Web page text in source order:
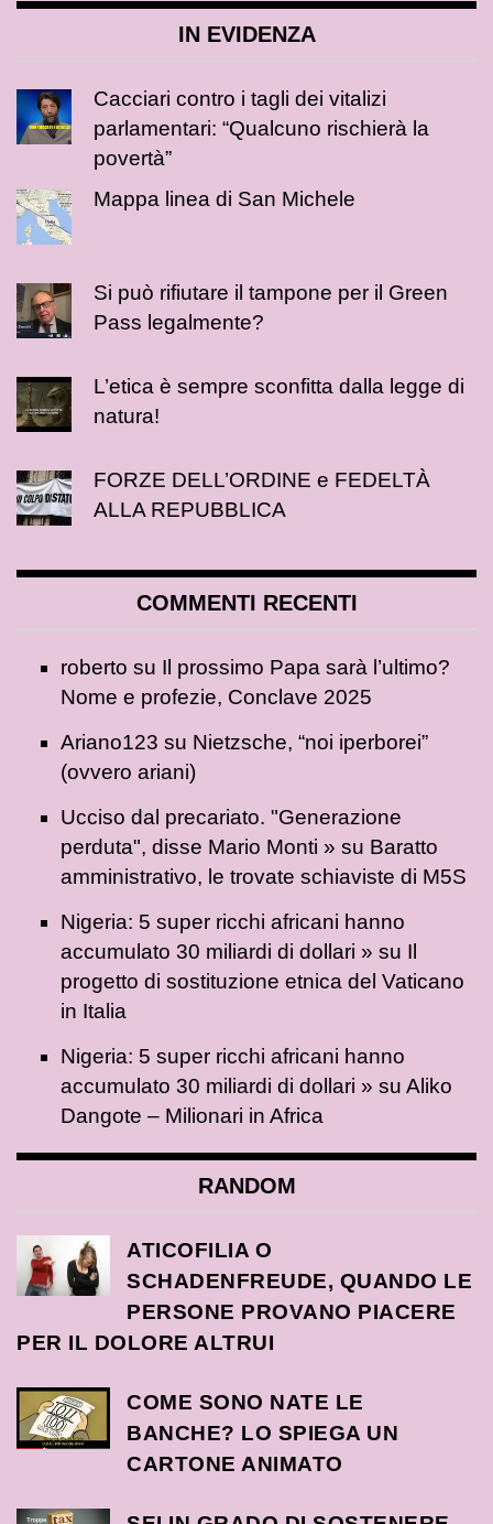
IN EVIDENZA
Cacciari contro i tagli dei vitalizi
parlamentari: “Qualcuno rischierà la
povertà”
Mappa linea di San Michele
Si può rifiutare il tampone per il Green
Pass legalmente?
L’etica è sempre sconfitta dalla legge di
natura!
FORZE DELL’ORDINE e FEDELTÀ
ALLA REPUBBLICA
COMMENTI RECENTI
roberto su Il prossimo Papa sarà l’ultimo?
Nome e profezie, Conclave 2025
Ariano123 su Nietzsche, “noi iperborei”
(ovvero ariani)
Ucciso dal precariato. "Generazione
perduta", disse Mario Monti » su Baratto
amministrativo, le trovate schiaviste di M5S
Nigeria: 5 super ricchi africani hanno
accumulato 30 miliardi di dollari » su Il
progetto di sostituzione etnica del Vaticano
in Italia
Nigeria: 5 super ricchi africani hanno
accumulato 30 miliardi di dollari » su Aliko
Dangote – Milionari in Africa
RANDOM
ATICOFILIA O
SCHADENFREUDE, QUANDO LE
PERSONE PROVANO PIACERE
PER IL DOLORE ALTRUI
COME SONO NATE LE
BANCHE? LO SPIEGA UN
CARTONE ANIMATO